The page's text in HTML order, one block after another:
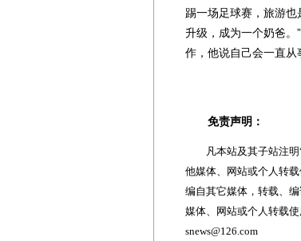
踢一场足球赛，旅游
升级，成为一个奶爸。
作，他说自己会一直从
免责声明：
凡本站及其子站注明“
他媒体、网站或个人转
编自其它媒体，转载、
媒体、网站或个人转载
snews@126.com